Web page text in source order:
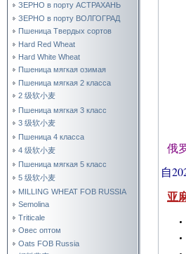
ЗЕРНО в порту АСТРАХАНЬ
ЗЕРНО в порту ВОЛГОГРАД
Пшеница Твердых сортов
Hard Red Wheat
Hard White Wheat
Пшеница мягкая озимая
Пшеница мягкая 2 класса
2 级软小麦
Пшеница мягкая 3 класс
3 级软小麦
Пшеница 4 класса
4 级软小麦
Пшеница мягкая 5 класс
5 级软小麦
MILLING WHEAT FOB RUSSIA
Semolina
Triticale
Овес оптом
Oats FOB Russia
俄
自
亚